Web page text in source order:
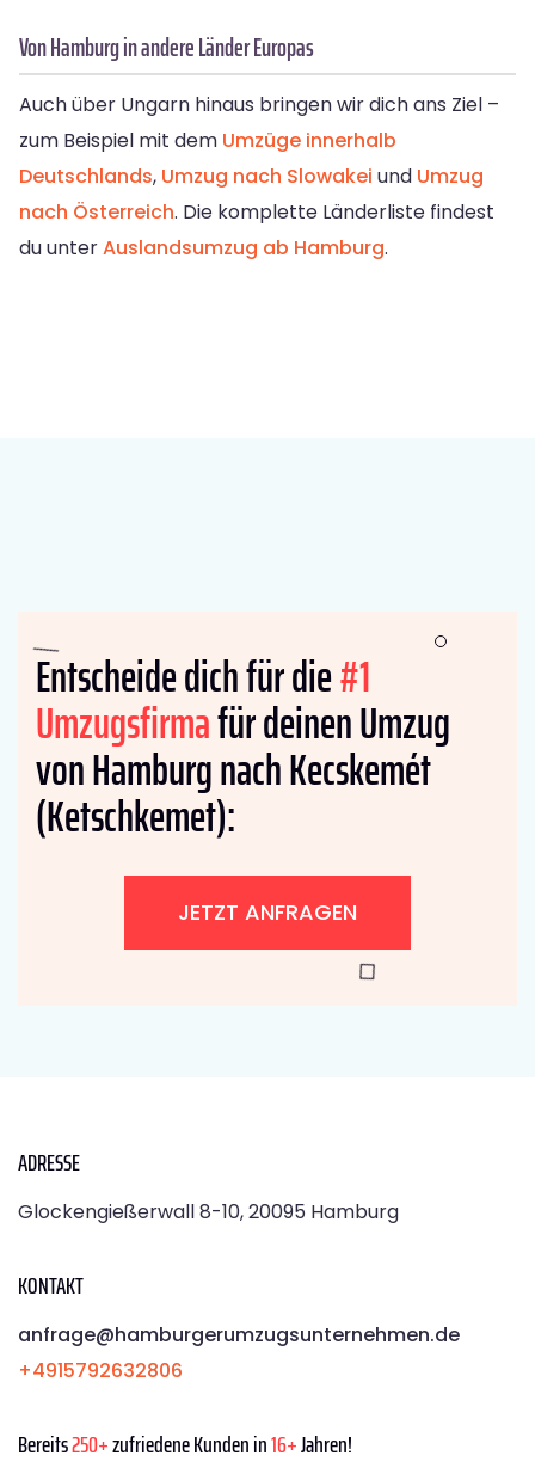
Von Hamburg in andere Länder Europas
Auch über Ungarn hinaus bringen wir dich ans Ziel –
zum Beispiel mit dem Umzüge innerhalb
Deutschlands, Umzug nach Slowakei und Umzug
nach Österreich. Die komplette Länderliste findest
du unterAuslandsumzug ab Hamburg.
Entscheide dich für die#1
Umzugsfirmafür deinen Umzug
von Hamburg nach Kecskemét
(Ketschkemet):
JETZT ANFRAGEN
ADRESSE
Glockengießerwall 8-10, 20095 Hamburg
KONTAKT
anfrage@hamburgerumzugsunternehmen.de
+4915792632806
Bereits250+zufriedene Kunden in16+Jahren!